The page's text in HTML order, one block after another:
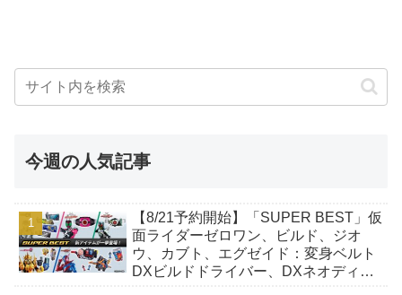
今週の人気記事
【8/21予約開始】「SUPER BEST」仮
面ライダーゼロワン、ビルド、ジオ
ウ、カブト、エグゼイド：変身ベルト
DXビルドドライバー、DXネオディケ